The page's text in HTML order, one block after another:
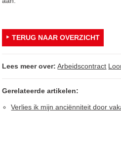
TERUG NAAR OVERZICHT
Lees meer over: Arbeidscontract
Gerelateerde artikelen:
Verlies ik mijn anciënniteit door